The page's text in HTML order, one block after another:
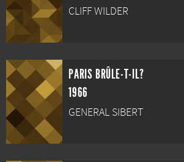
CLIFF WILDER
PARIS BRÛLE-T-IL?
1966
GENERAL SIBERT